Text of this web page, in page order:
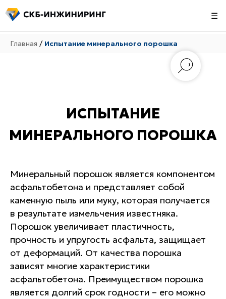
☰
Главная / Испытание минерального порошка
Минеральный порошок является компонентом
асфальтобетона и представляет собой
каменную пыль или муку, которая получается
в результате измельчения известняка.
Порошок увеличивает пластичность,
прочность и упругость асфальта, защищает
от деформаций. От качества порошка
зависят многие характеристики
асфальтобетона. Преимуществом порошка
является долгий срок годности – его можно